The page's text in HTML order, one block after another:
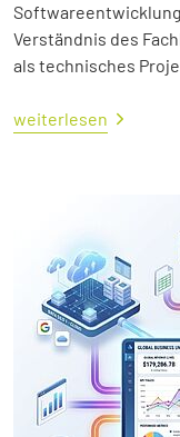
Verständnis des
als technisches
weiterlesen